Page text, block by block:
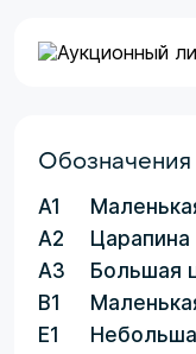
A1
A2
Царапина
A3
Большая
B1
E1